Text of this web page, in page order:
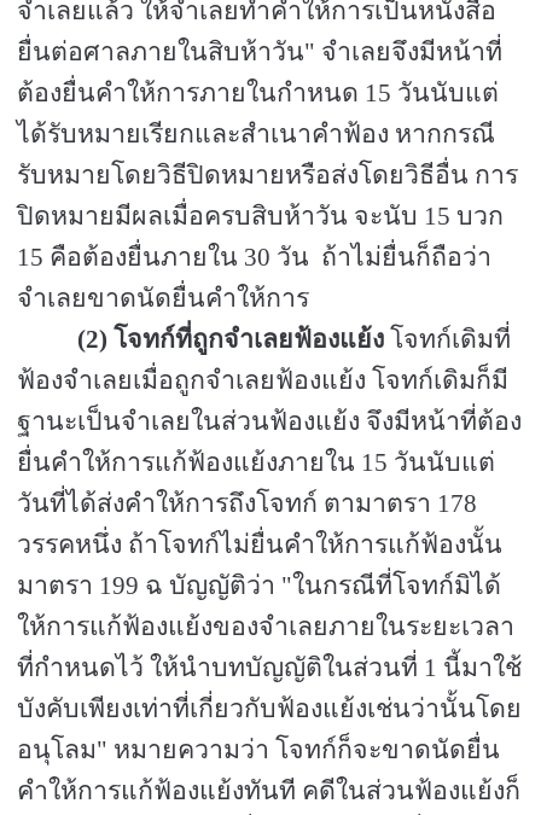
จำเลยแล้ว ให้จำเลยทำคำให้การเป็นหนังสือ
ยื่นต่อศาลภายในสิบห้าวัน" จำเลยจึงมีหน้าที่
ต้องยื่นคำให้การภายในกำหนด 15 วันนับแต่
ได้รับหมายเรียกและสำเนาคำฟ้อง หากกรณี
รับหมายโดยวิธีปิดหมายหรือส่งโดยวิธีอื่น การ
ปิดหมายมีผลเมื่อครบสิบห้าวัน จะนับ 15 บวก
15 คือต้องยื่นภายใน 30 วัน ถ้าไม่ยื่นก็ถือว่า
จำเลยขาดนัดยื่นคำให้การ
(2)โจทก์ที่ถูกจำเลยฟ้องแย้ง โจทก์เดิมที่
ฟ้องจำเลยเมื่อถูกจำเลยฟ้องแย้ง โจทก์เดิมก็มี
ฐานะเป็นจำเลยในส่วนฟ้องแย้ง จึงมีหน้าที่ต้อง
ยื่นคำให้การแก้ฟ้องแย้งภายใน 15 วันนับแต่
วันที่ได้ส่งคำให้การถึงโจทก์ ตามาตรา 178
วรรคหนึ่ง ถ้าโจทก์ไม่ยื่นคำให้การแก้ฟ้องนั้น
มาตรา 199 ฉ บัญญัติว่า "ในกรณีที่โจทก์มิได้
ให้การแก้ฟ้องแย้งของจำเลยภายในระยะเวลา
ที่กำหนดไว้ ให้นำบทบัญญัติในส่วนที่ 1 นี้มาใช้
บังคับเพียงเท่าที่เกี่ยวกับฟ้องแย้งเช่นว่านั้นโดย
อนุโลม" หมายความว่า โจทก์ก็จะขาดนัดยื่น
คำให้การแก้ฟ้องแย้งทันที คดีในส่วนฟ้องแย้งก็